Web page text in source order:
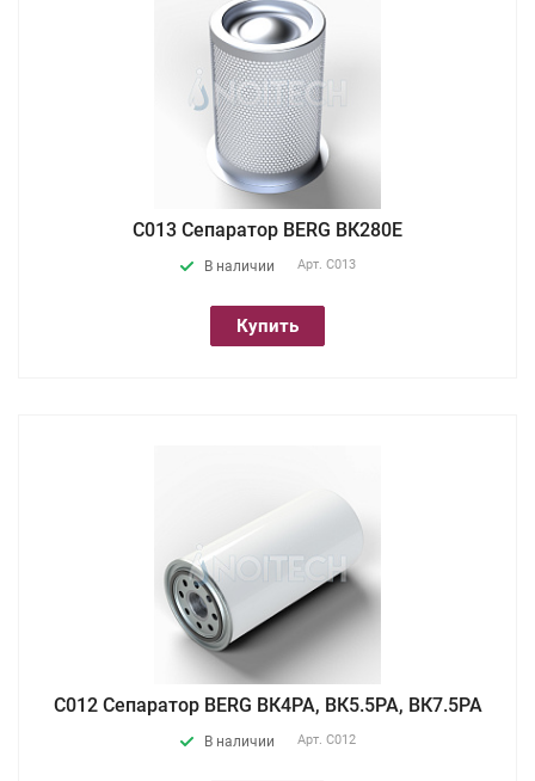
С013 Сепаратор BERG ВК280Е
В наличии Арт. С013
Купить
С012 Сепаратор BERG ВК4РА, ВК5.5РА, ВК7.5РА
В наличии Арт. С012